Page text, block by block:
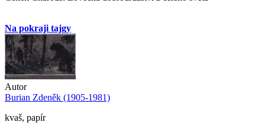
Na pokraji tajgy
Autor
Burian Zdeněk (1905-1981)
kvaš, papír